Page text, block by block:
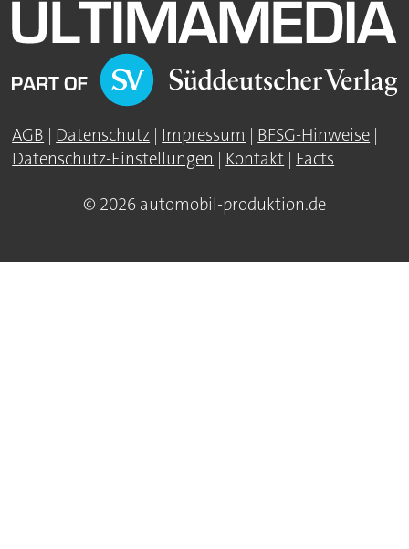
AGB | Datenschutz | Impressum | BFSG-Hinweise |
Datenschutz-Einstellungen | Kontakt | Facts
© 2026 automobil-produktion.de